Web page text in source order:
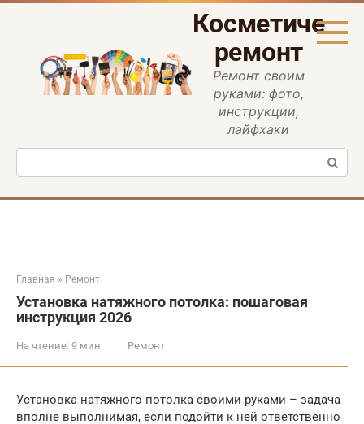
Перейти
ремонт
Ремонт своим
руками: фото,
инструкции,
лайфхаки
Поиск:
Главная » Ремонт
Установка натяжного потолка: пошаговая
инструкция 2026
На чтение: 9 мин Ремонт
Установка натяжного потолка своими руками – задача
вполне выполнимая, если подойти к ней ответственно